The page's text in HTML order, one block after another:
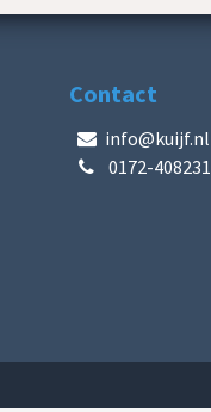
Contact
info@kuijf.nl
0172-408231